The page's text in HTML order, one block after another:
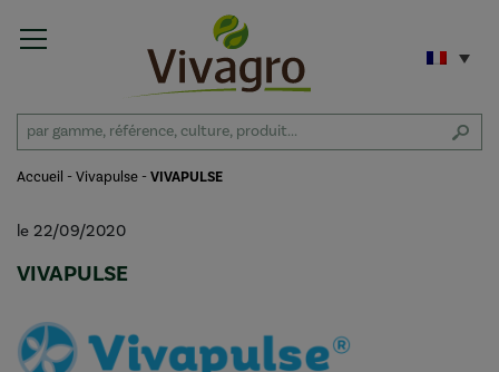
Accueil -Vivapulse -VIVAPULSE
le 22/09/2020
VIVAPULSE